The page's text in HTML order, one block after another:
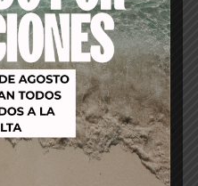
de mediadores pro-
reacciones
cutánea, por lo tanto
pieles
propiedades protectoras,